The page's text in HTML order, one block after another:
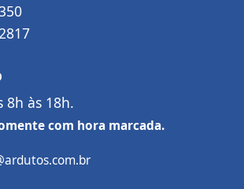
8h às 18h.
com hora marcada.